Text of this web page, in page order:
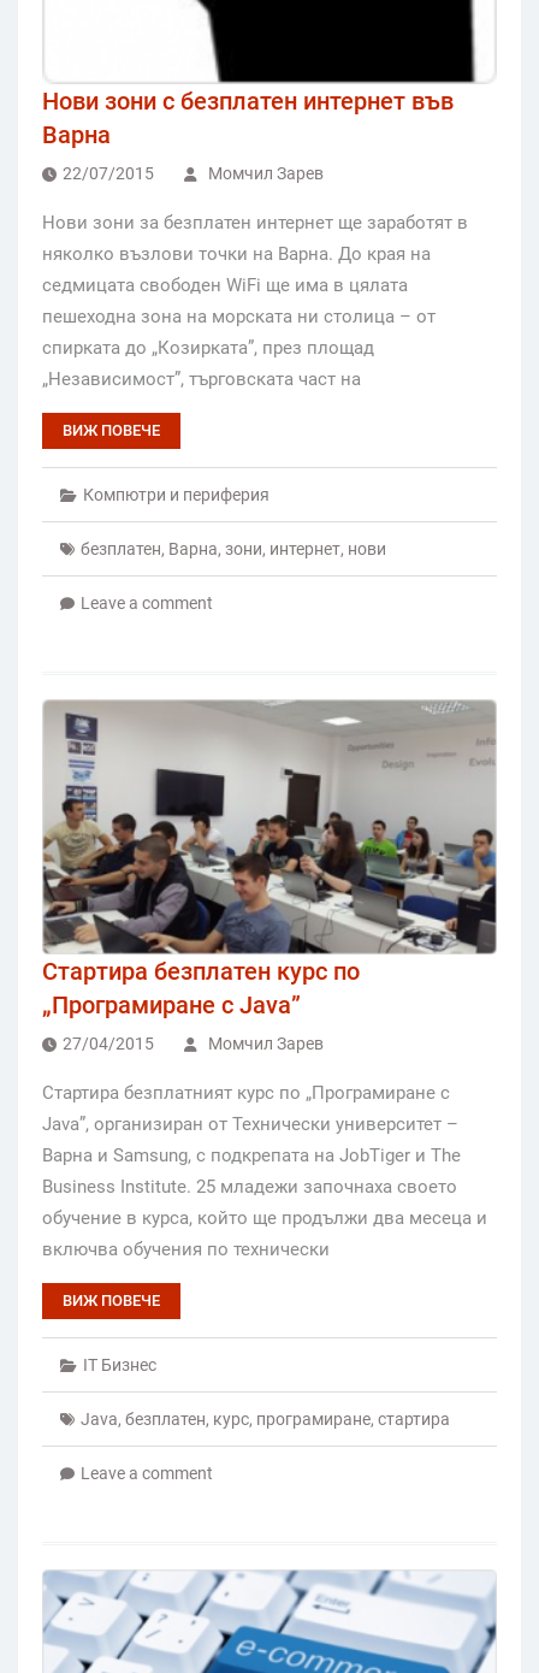
Нови зони с безплатен интернет във
Варна
22/07/2015 Момчил Зарев
Нови зони за безплатен интернет ще заработят в
няколко възлови точки на Варна. До края на
седмицата свободен WiFi ще има в цялата
пешеходна зона на морската ни столица – от
спирката до „Козирката”, през площад
„Независимост”, търговската част на
ВИЖ ПОВЕЧЕ
Компютри и периферия
безплатен, Варна, зони, интернет, нови
Leave a comment
Стартира безплатен курс по
„Програмиране с Java”
27/04/2015 Момчил Зарев
Стартира безплатният курс по „Програмиране с
Java”, организиран от Технически университет –
Варна и Samsung, с подкрепата на JobTiger и The
Business Institute. 25 младежи започнаха своето
обучение в курса, който ще продължи два месеца и
включва обучения по технически
ВИЖ ПОВЕЧЕ
IT Бизнес
Java, безплатен, курс, програмиране, стартира
Leave a comment